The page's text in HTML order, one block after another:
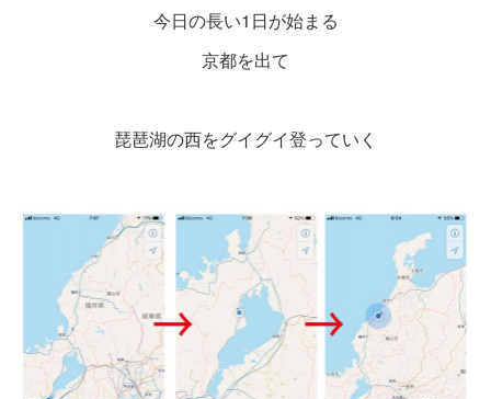
今日の長い1日が始まる
京都を出て
琵琶湖の西をグイグイ登っていく